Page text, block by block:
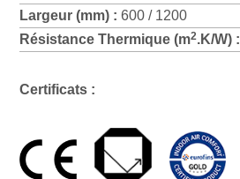
Largeur (mm) : 600 / 1200
Résistance Thermique (m2.K/W) :
Certificats :